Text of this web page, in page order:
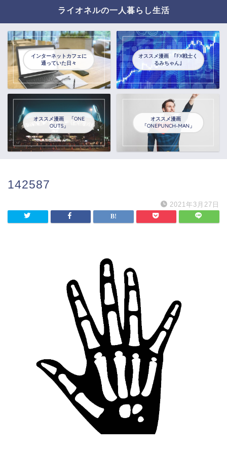
ライオネルの一人暮らし生活
インターネットカフェに
通っていた日々
オススメ漫画 ｢FX戦士く
るみちゃん｣
オススメ漫画 「ONE
OUTS」
オススメ漫画
「ONEPUNCH-MAN」
142587
2021年3月27日